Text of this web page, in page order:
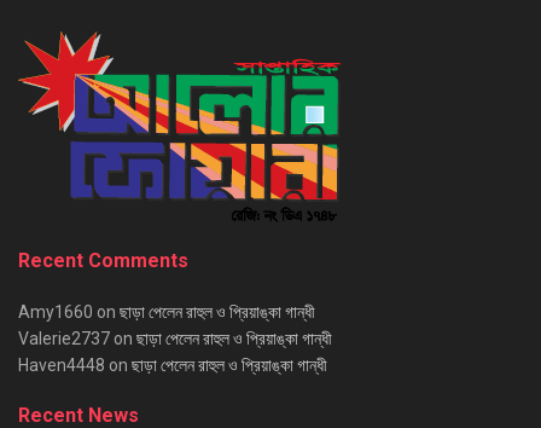
Recent Comments
Amy1660 on ছাড়া পেলেন রাহুল ও প্রিয়াঙ্কা গান্ধী
Valerie2737 on ছাড়া পেলেন রাহুল ও প্রিয়াঙ্কা গান্ধী
Haven4448 on ছাড়া পেলেন রাহুল ও প্রিয়াঙ্কা গান্ধী
Recent News